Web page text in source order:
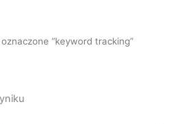
“keyword tracking”